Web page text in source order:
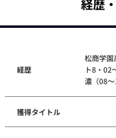
経歴
経歴
松商学園
ト8・02
濃（08～
獲得タイトル